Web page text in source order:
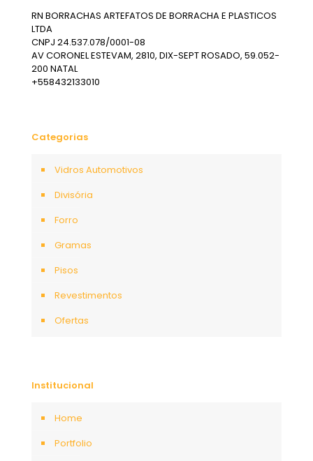
RN BORRACHAS ARTEFATOS DE BORRACHA E PLASTICOS
LTDA
CNPJ 24.537.078/0001-08
AV CORONEL ESTEVAM, 2810, DIX-SEPT ROSADO, 59.052-
200 NATAL
+558432133010
Categorias
Vidros Automotivos
Divisória
Forro
Gramas
Pisos
Revestimentos
Ofertas
Institucional
Home
Portfolio